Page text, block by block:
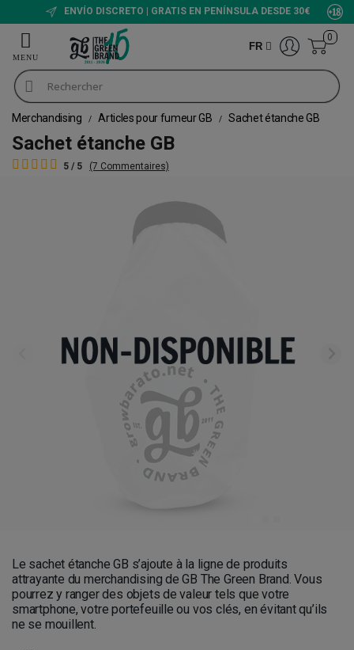
ENVÍO DISCRETO | GRATIS EN PENÍNSULA DESDE 30€
FR
0
Merchandising Articles pour fumeur GB Sachet étanche GB
Sachet étanche GB
5 / 5 (7 Commentaires)
Le sachet étanche GB s’ajoute à la ligne de produits
attrayante du merchandising de GB The Green Brand. Vous
pourrez y ranger des objets de valeur tels que votre
smartphone, votre portefeuille ou vos clés, en évitant qu’ils
ne se mouillent.